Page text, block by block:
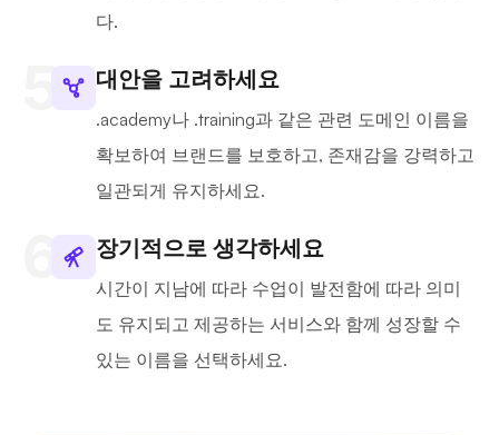
다.
대안을 고려하세요
.academy나 .training과 같은 관련 도메인 이름을
확보하여 브랜드를 보호하고, 존재감을 강력하고
일관되게 유지하세요.
장기적으로 생각하세요
시간이 지남에 따라 수업이 발전함에 따라 의미
도 유지되고 제공하는 서비스와 함께 성장할 수
있는 이름을 선택하세요.